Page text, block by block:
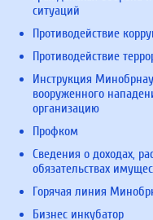
ситуаций
Противодействие
Противодействие
Инструкция
вооруженного
организацию
Профком
Сведения о доходах,
обязательствах
Горячая линия
Бизнес инкубатор